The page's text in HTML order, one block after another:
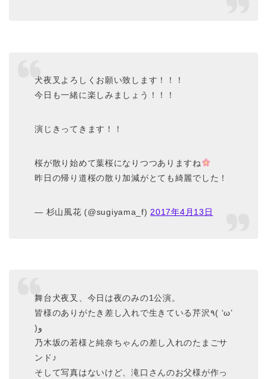
犬夜叉よろしくお願い致します！！！
今日も一緒に楽しみましょう！！！
演じきってきます！！
桜が散り始めて葉桜になりつつありますね
昨日の帰り道桜の散り加減がとても綺麗でした！
— 杉山風花 (@sugiyama_f) 2017年4月13日
舞台犬夜叉、今日は夜のみの1公演。
皆様のありがたき差し入れで生きている芹沢٩( ‘ω’
)و
乃木坂の若様と純奈ちゃんの差し入れのたまごサ
ンド♪
そして写真はないけど、滝口さんのお父様が作っ